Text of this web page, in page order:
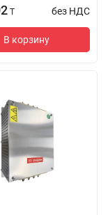
T без НДС
В корзину